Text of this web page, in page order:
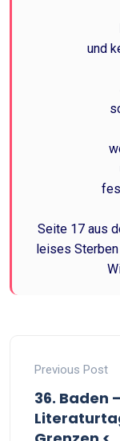
und
Seite 17 aus
leises
Previous Post
36. Baden